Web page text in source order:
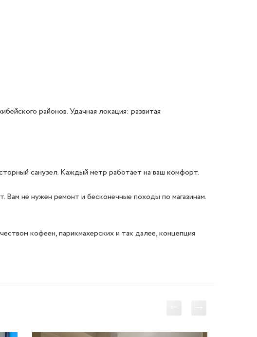
районов. Удачная локация: развитая
санузел. Каждый метр работает на ваш комфорт.
не нужен ремонт и бесконечные походы по магазинам.
кофеен, парикмахерских и так далее, концепция